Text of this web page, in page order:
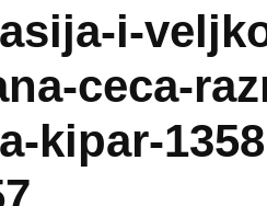
i-
ceca-
kipar-